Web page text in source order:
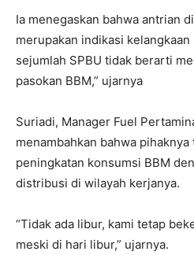
Ia menegaskan bahwa antrian
merupakan indikasi kelangkaan
sejumlah SPBU tidak berarti
pasokan BBM,” ujarnya
Suriadi, Manager Fuel
menambahkan bahwa
peningkatan konsumsi BBM
distribusi di wilayah kerjanya.
“Tidak ada libur, kami tetap
meski di hari libur,” ujarnya.